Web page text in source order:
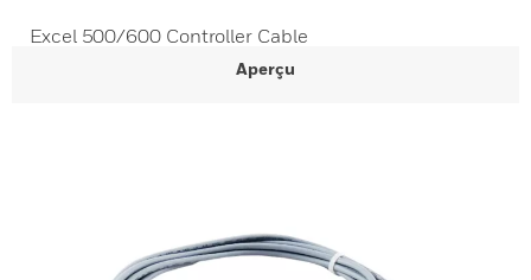
Excel 500/600 Controller Cable
Aperçu